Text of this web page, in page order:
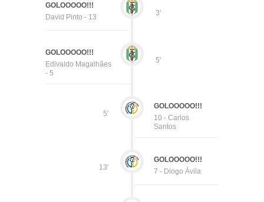
3'
GOLOOOOO!!!
David Pinto - 13
5'
GOLOOOOO!!!
Edivaldo Magalhães
- 5
5'
GOLOOOOO!!!
10 - Carlos
Santos
13'
GOLOOOOO!!!
7 - Diogo Ávila